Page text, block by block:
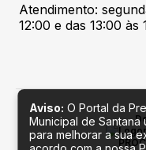
Atendimento:
12:00 e das 13:00 às
Aviso: O Portal da
Municipal de Santana
para melhorar a sua